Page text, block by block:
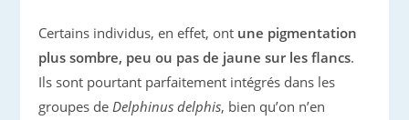
Certains individus, en effet, ont une pigmentation
plus sombre, peu ou pas de jaune sur les flancs.
Ils sont pourtant parfaitement intégrés dans les
groupes de Delphinus delphis, bien qu’on n’en